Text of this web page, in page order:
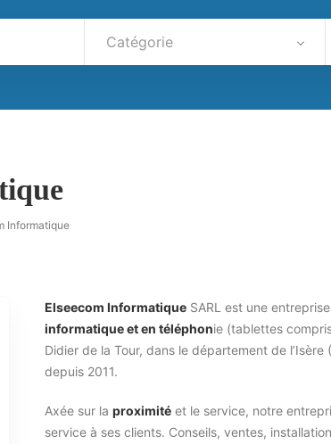
Catégorie
Informatique
Elseecom InformatiqueSARL est une
informatique et en téléphonie (tablettes
Didier de la Tour, dans le département de
depuis 2011.
Axée sur la proximitéet le service, notre
service à ses clients. Conseils, ventes,